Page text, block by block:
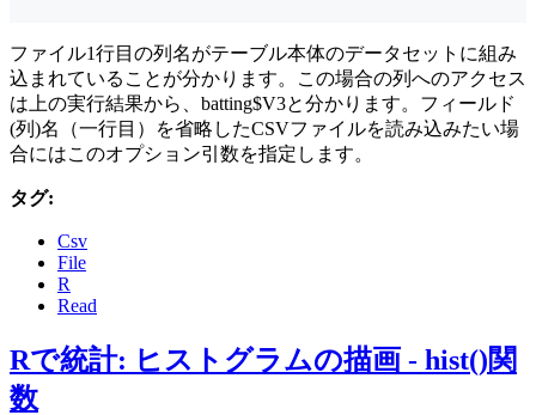
ファイル1行目の列名がテーブル本体のデータセットに組み
込まれていることが分かります。この場合の列へのアクセス
は上の実行結果から、batting$V3と分かります。フィールド
(列)名（一行目）を省略したCSVファイルを読み込みたい場
合にはこのオプション引数を指定します。
タグ:
Csv
File
R
Read
Rで統計: ヒストグラムの描画 - hist()関
数